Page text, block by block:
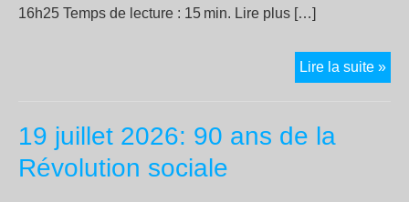
16h25 Temps de lecture : 15 min. Lire plus […]
Lire la suite »
19 juillet 2026: 90 ans de la
Révolution sociale